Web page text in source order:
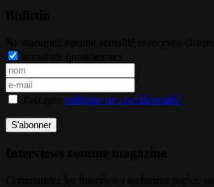
politique de confidentialité
S'abonner